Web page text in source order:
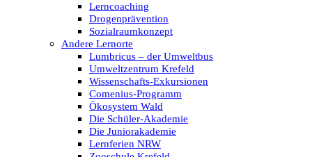
Lerncoaching
Drogenprävention
Sozialraumkonzept
Andere Lernorte
Lumbricus – der Umweltbus
Umweltzentrum Krefeld
Wissenschafts-Exkursionen
Comenius-Programm
Ökosystem Wald
Die Schüler-Akademie
Die Juniorakademie
Lernferien NRW